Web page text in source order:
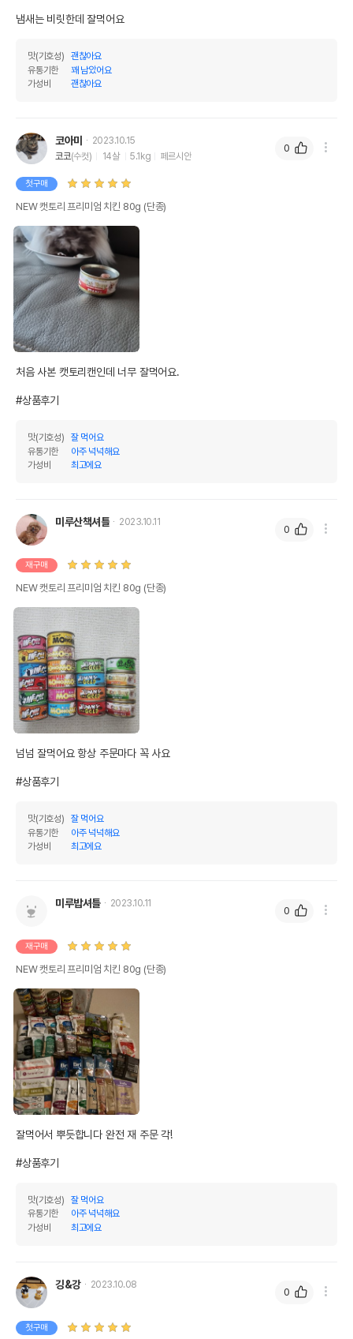
냄새는 비릿한데 잘먹어요
맛(기호성)
괜찮아요
유통기한
꽤 남았어요
가성비
괜찮아요
코아미
2023.10.15
코코(수컷) 14살 5.1kg 페르시안
첫구매
NEW 캣토리 프리미엄 치킨 80g (단종)
처음 사본 캣토리캔인데 너무 잘먹어요.
#상품후기
맛(기호성)
잘 먹어요
유통기한
아주 넉넉해요
가성비
최고에요
0
미루산책셔틀 2023.10.11
재구매
NEW 캣토리 프리미엄 치킨 80g (단종)
넘넘 잘먹어요 항상 주문마다 꼭 사요
#상품후기
맛(기호성)
잘 먹어요
유통기한
아주 넉넉해요
가성비
최고에요
0
미루밥셔틀 2023.10.11
재구매
NEW 캣토리 프리미엄 치킨 80g (단종)
잘먹어서 뿌듯합니다 완전 재 주문 각!
#상품후기
맛(기호성)
잘 먹어요
유통기한
아주 넉넉해요
가성비
최고에요
0
깅&강 2023.10.08
첫구매
0